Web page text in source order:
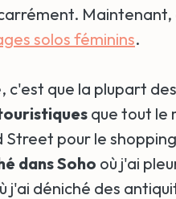
solos féminins.
c'est que la plupart
que tout le
Street pour le
dans Soho où j'ai
j'ai déniché des